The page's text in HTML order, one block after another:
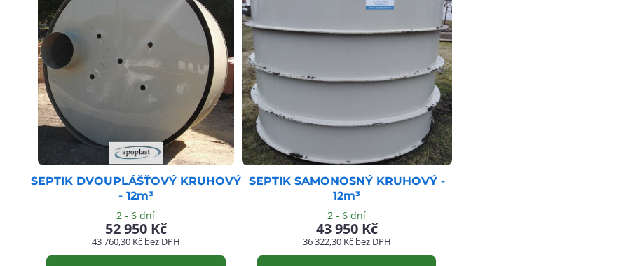
SEPTIK DVOUPLÁŠŤOVÝ KRUHOVÝ
- 12m³
2 - 6 dní
52 950 Kč
43 760,30 Kč bez DPH
SEPTIK SAMONOSNÝ KRUHOVÝ -
12m³
2 - 6 dní
43 950 Kč
36 322,30 Kč bez DPH